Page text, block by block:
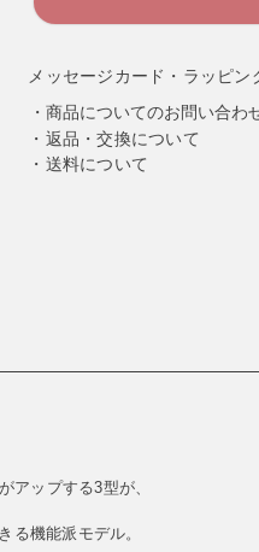
メッセージカード・ラッピ
商品についてのお問い合わ
返品・交換について
送料について
アップする3型が、
る機能派モデル。